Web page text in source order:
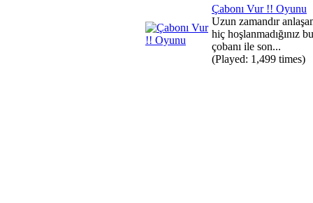
Çabonı Vur !! Oyunu
Uzun zamandır
hiç hoşlanmadığınız
çobanı ile son...
(Played: 1,499 times)